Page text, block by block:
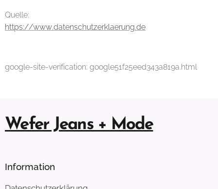
Quelle:
https://www.datenschutzerklaerung.de
google-site-verification: google51f25eed343a819a.html
Wefer Jeans + Mode
Information